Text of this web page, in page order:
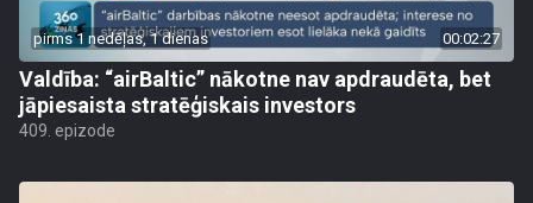
pirms 1 nedēļas, 1 dienas 00:02:27
Valdība: “airBaltic” nākotne nav apdraudēta, bet
jāpiesaista stratēģiskais investors
409. epizode